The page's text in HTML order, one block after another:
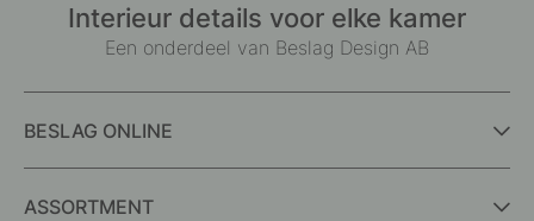
Interieur details voor elke kamer
Een onderdeel van Beslag Design AB
BESLAG ONLINE
ASSORTMENT